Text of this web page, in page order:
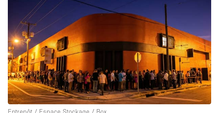
Entrepôt / Espace Stockage / Box